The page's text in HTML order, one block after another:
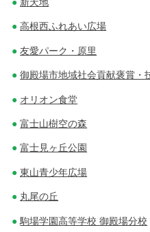
高根西ふれあい広場
友愛パーク・原里
御殿場市地域社会貢献褒賞・
オリオン食堂
富士山樹空の森
富士見ヶ丘公園
東山青少年広場
丸尾の丘
駒場学園高等学校 御殿場分校